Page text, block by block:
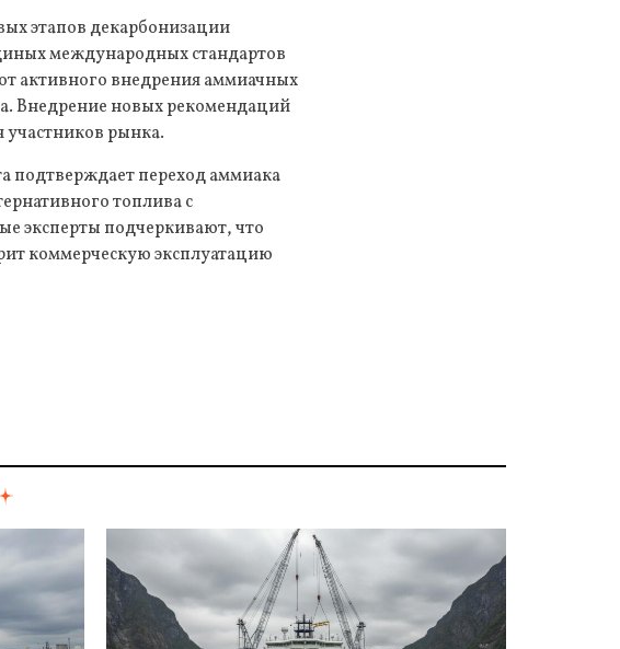
этапов декарбонизации
международных стандартов
активного внедрения аммиачных
Внедрение новых рекомендаций
рынка.
подтверждает переход аммиака
топлива с
эксперты подчеркивают, что
коммерческую эксплуатацию